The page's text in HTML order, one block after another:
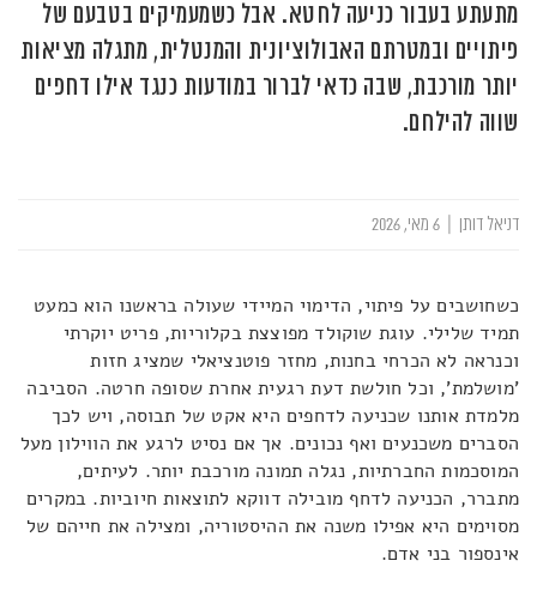
מתעתע בעבור כניעה לחטא. אבל כשמעמיקים בטבעם של
פיתויים ובמטרתם האבולוציונית והמנטלית, מתגלה מציאות
יותר מורכבת, שבה כדאי לברור במודעות כנגד אילו דחפים
שווה להילחם.
דניאל דותן
כשחושבים על פיתוי, הדימוי המיידי שעולה בראשנו הוא כמעט
תמיד שלילי. עוגת שוקולד מפוצצת בקלוריות, פריט יוקרתי
וכנראה לא הכרחי בחנות, מחזר פוטנציאלי שמציג חזות
'מושלמת', וכל חולשת דעת רגעית אחרת שסופה חרטה. הסביבה
מלמדת אותנו שכניעה לדחפים היא אקט של תבוסה, ויש לכך
הסברים משכנעים ואף נכונים. אך אם נסיט לרגע את הווילון מעל
המוסכמות החברתיות, נגלה תמונה מורכבת יותר. לעיתים,
מתברר, הכניעה לדחף מובילה דווקא לתוצאות חיוביות. במקרים
מסוימים היא אפילו משנה את ההיסטוריה, ומצילה את חייהם של
אינספור בני אדם.